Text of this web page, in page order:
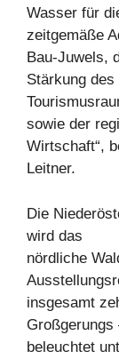
Wasser für
zeitgemäße
Bau-Juwels,
Stärkung des
sowie der
Wirtschaft“,
Leitner.
Die
wird das
nördliche
insgesamt
Großgerungs
beleuchtet